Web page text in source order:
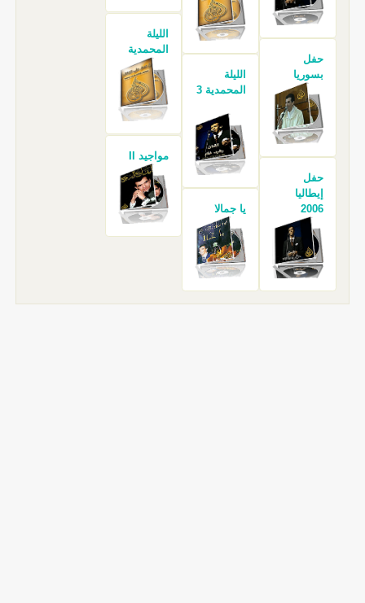
حفل
بسوريا
حفل
إيطاليا
2006
الليلة
المحمدية 3
يا جمالا
الليلة
المحمدية
مواجيد II